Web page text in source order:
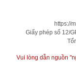
https://
Giấy phép số 12/
Vui lòng dẫn nguồn